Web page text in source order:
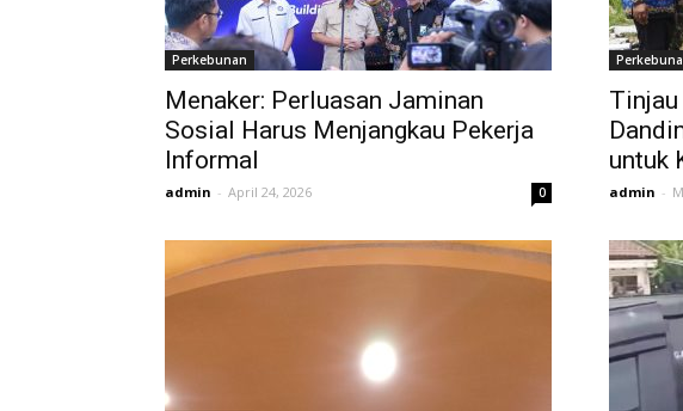
Perkebunan
Menaker: Perluasan Jaminan
Sosial Harus Menjangkau Pekerja
Informal
admin - April 24, 2026 0
Tinjau
untuk
admin -